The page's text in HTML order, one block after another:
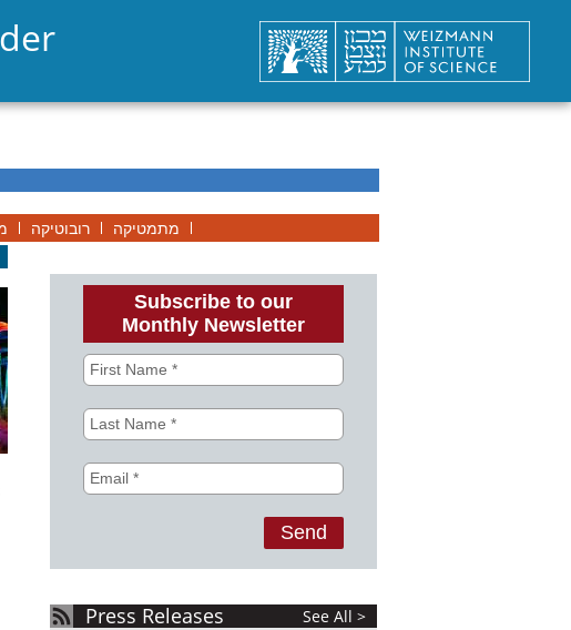
רובוטיקה מתמטיקה
Press Releases See All >